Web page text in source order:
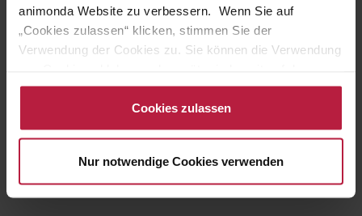
animonda Website zu verbessern. Wenn Sie auf
„Cookies zulassen“ klicken, stimmen Sie der
Verwendung der Cookies zu. Sie können die Verwendung
Datenschutzseiteändern/widerrufen oder auf das
Cookiebot-Logo am linken unteren Bildrand klicken. Mit
Klick auf „Cookies zulassen“ erteilen Sie Ihre Einwilligung
Shop an unseren Partner, die shopware AG (Ebbinghoff
10, 48624 Schöppingen, Deutschland), die diese Daten
Cookies zulassen
Nur notwendige Cookies verwenden
JETZT REGISTRIEREN ALS
- ZÜCHTER -
ICH BIN KEIN PROFI
... möchte aber animonda Produkte kaufen.